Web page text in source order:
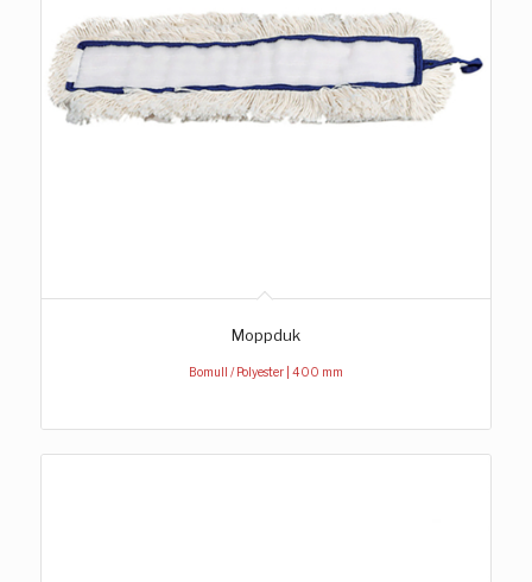
Moppduk
Bomull / Polyester | 400 mm